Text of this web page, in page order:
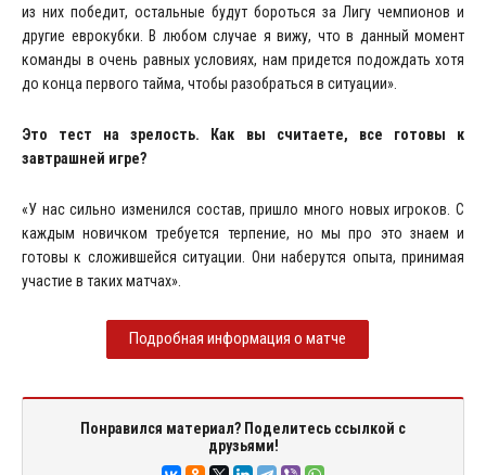
из них победит, остальные будут бороться за Лигу чемпионов и
другие еврокубки. В любом случае я вижу, что в данный момент
команды в очень равных условиях, нам придется подождать хотя
до конца первого тайма, чтобы разобраться в ситуации».
Это тест на зрелость. Как вы считаете, все готовы к
завтрашней игре?
«У нас сильно изменился состав, пришло много новых игроков. С
каждым новичком требуется терпение, но мы про это знаем и
готовы к сложившейся ситуации. Они наберутся опыта, принимая
участие в таких матчах».
Подробная информация о матче
Понравился материал? Поделитесь ссылкой с
друзьями!